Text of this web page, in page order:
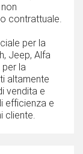
contrattuale.
per la
Jeep, Alfa
per la
altamente
vendita e
efficienza e
cliente.